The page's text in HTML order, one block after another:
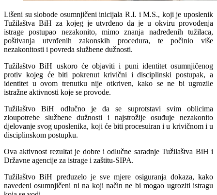
Lišeni su slobode osumnjičeni inicijala R.I. i M.S., koji je uposlenik
Tužilaštva BiH za kojeg je utvrđeno da je u okviru provođenja
istrage postupao nezakonito, mimo znanja nadređenih tužilaca,
poštivanja utvrđenih zakonskih procedura, te počinio više
nezakonitosti i povreda službene dužnosti.
Tužilaštvo BiH uskoro će objaviti i puni identitet osumnjičenog
protiv kojeg će biti pokrenut krivični i disciplinski postupak, a
identitet u ovom trenutku nije otkriven, kako se ne bi ugrozile
istražne aktivnosti koje se provode.
Tužilaštvo BiH odlučno je da se suprotstavi svim oblicima
zloupotrebe službene dužnosti i najstrožije osuđuje nezakonito
djelovanje svog uposlenika, koji će biti procesuiran i u krivičnom i u
disciplinskom postupku.
Ova aktivnost rezultat je dobre i odlučne saradnje Tužilaštva BiH i
Državne agencije za istrage i zaštitu-SIPA.
Tužilaštvo BiH preduzelo je sve mjere osiguranja dokaza, kako
navedeni osumnjičeni ni na koji način ne bi mogao ugroziti istragu